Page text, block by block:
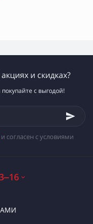
и скидках?
с выгодой!
и согласен с условиями